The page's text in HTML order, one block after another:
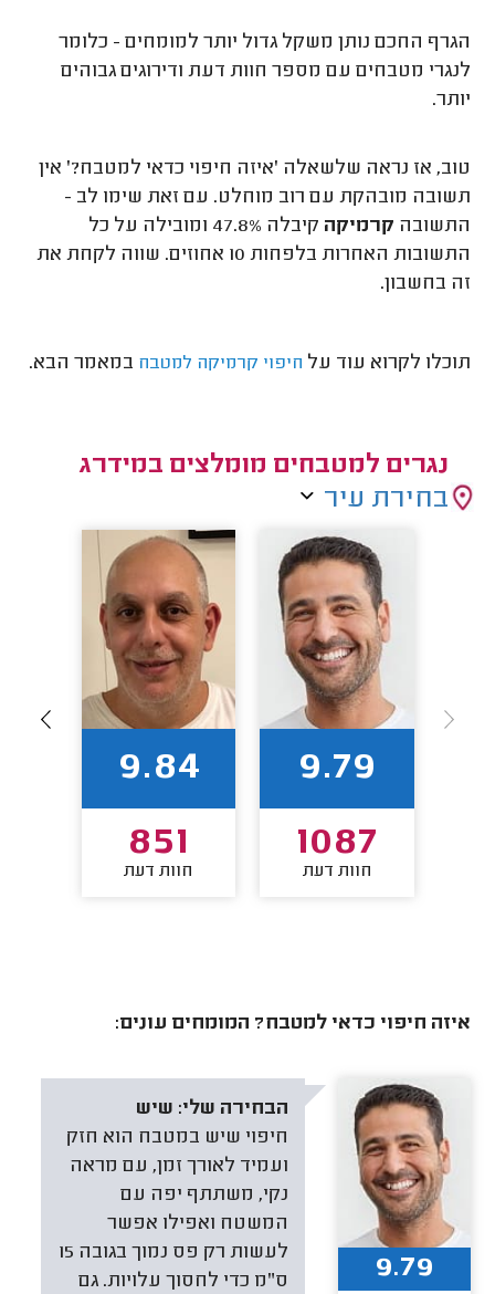
הגרף החכם נותן משקל גדול יותר למומחים - כלומר
לנגרי מטבחים עם מספר חוות דעת ודירוגים גבוהים
יותר.
טוב, אז נראה שלשאלה 'איזה חיפוי כדאי למטבח?' אין
תשובה מובהקת עם רוב מוחלט. עם זאת שימו לב -
התשובה קרמיקה
קיבלה 47.8% ומובילה על כל
התשובות האחרות בלפחות 10 אחוזים. שווה לקחת את
זה בחשבון.
תוכלו לקרוא עוד על חיפוי קרמיקה למטבח במאמר הבא.
נגרים למטבחים מומלצים במידרג
בחירת עיר
9.79
1087
חוות דעת
9.84
851
חוות דעת
איזה חיפוי כדאי למטבח? המומחים עונים:
הבחירה שלי: שיש
חיפוי שיש במטבח הוא חזק
ועמיד לאורך זמן, עם מראה
נקי, משתתף יפה עם
המשטח ואפילו אפשר
לעשות רק פס נמוך בגובה 15
ס"מ כדי לחסוך עלויות. גם
9.79